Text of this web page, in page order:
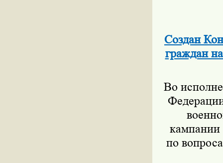
Cоздан
граждан
Во
кампании
по